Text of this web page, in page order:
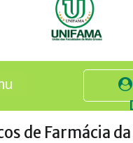
de Farmácia